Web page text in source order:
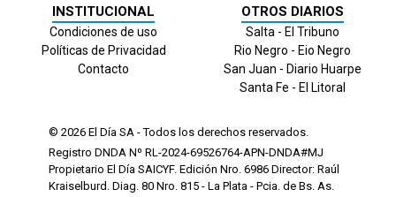
INSTITUCIONAL
Condiciones de uso
Políticas de Privacidad
Contacto
OTROS DIARIOS
Salta - El Tribuno
Rio Negro - Eio Negro
San Juan - Diario Huarpe
Santa Fe - El Litoral
© 2026 El Día SA - Todos los derechos reservados.
Registro DNDA Nº RL-2024-69526764-APN-DNDA#MJ
Propietario El Día SAICYF. Edición Nro. 6986 Director: Raúl
Kraiselburd. Diag. 80 Nro. 815 - La Plata - Pcia. de Bs. As.